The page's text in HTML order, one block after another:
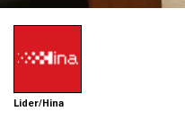
Lider/Hina